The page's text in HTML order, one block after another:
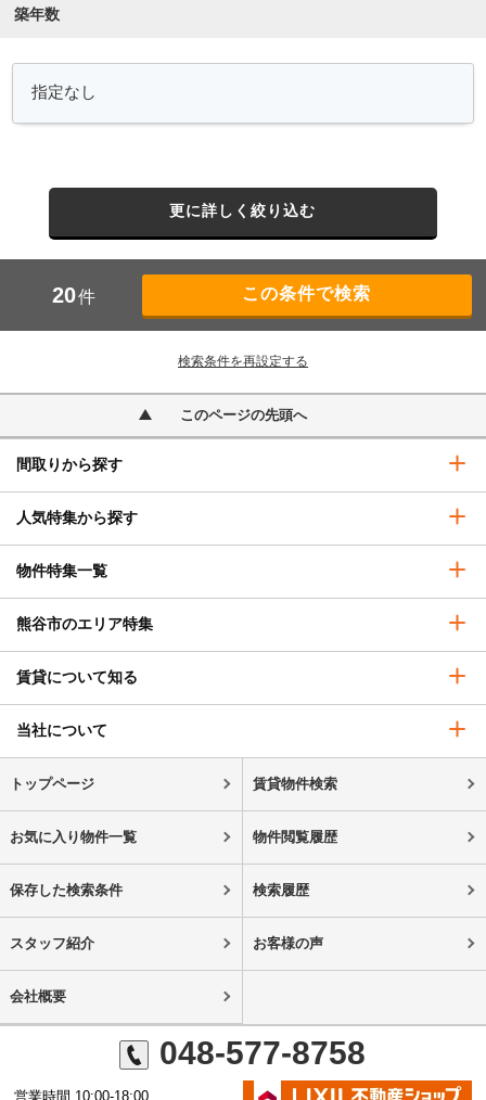
築年数
更に詳しく絞り込む
20件
検索条件を再設定する
このページの先頭へ
間取りから探す
人気特集から探す
物件特集一覧
熊谷市のエリア特集
賃貸について知る
当社について
トップページ 賃貸物件検索
お気に入り物件一覧 物件閲覧履歴
保存した検索条件 検索履歴
スタッフ紹介 お客様の声
会社概要
048-577-8758
営業時間 10:00-18:00